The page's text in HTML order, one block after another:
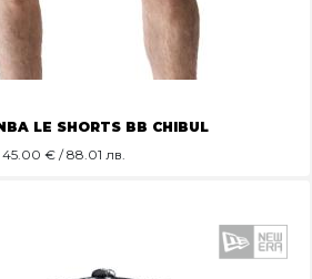
LE SHORTS BB CHIBUL
45.00 € / 88.01 лв.